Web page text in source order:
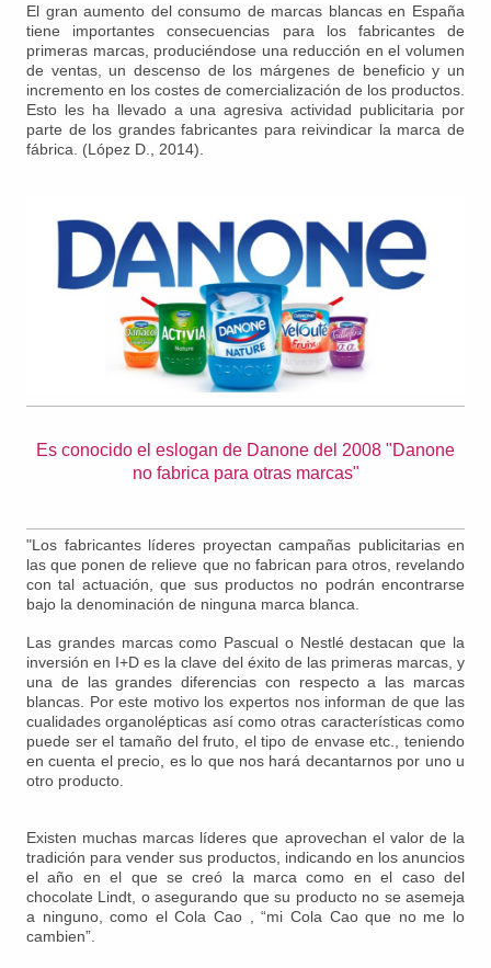
El gran aumento del consumo de marcas blancas en España
tiene importantes consecuencias para los fabricantes de
primeras marcas, produciéndose una reducción en el volumen
de ventas, un descenso de los márgenes de beneficio y un
incremento en los costes de comercialización de los productos.
Esto les ha llevado a una agresiva actividad publicitaria por
parte de los grandes fabricantes para reivindicar la marca de
fábrica. (López D., 2014).
Es conocido el eslogan de Danone del 2008 "Danone
no fabrica para otras marcas"
"Los fabricantes líderes proyectan campañas publicitarias en
las que ponen de relieve que no fabrican para otros, revelando
con tal actuación, que sus productos no podrán encontrarse
bajo la denominación de ninguna marca blanca.
Las grandes marcas como Pascual o Nestlé destacan que la
inversión en I+D es la clave del éxito de las primeras marcas, y
una de las grandes diferencias con respecto a las marcas
blancas. Por este motivo los expertos nos informan de que las
cualidades organolépticas así como otras características como
puede ser el tamaño del fruto, el tipo de envase etc., teniendo
en cuenta el precio, es lo que nos hará decantarnos por uno u
otro producto.
Existen muchas marcas líderes que aprovechan el valor de la
tradición para vender sus productos, indicando en los anuncios
el año en el que se creó la marca como en el caso del
chocolate Lindt, o asegurando que su producto no se asemeja
a ninguno, como el Cola Cao , “mi Cola Cao que no me lo
cambien”.